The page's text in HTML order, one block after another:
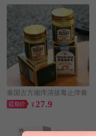
泰国古方顽痒清拔毒止痒膏
¥ 27.9